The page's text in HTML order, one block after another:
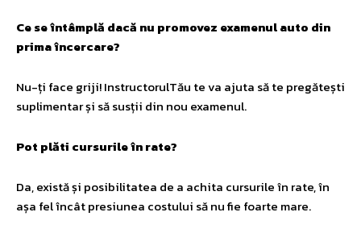
Ce se întâmplă dacă nu promovez examenul auto din
prima încercare?
Nu-ți face griji! InstructorulTău te va ajuta să te pregătești
suplimentar și să susții din nou examenul.
Pot plăti cursurile în rate?
Da, există și posibilitatea de a achita cursurile în rate, în
așa fel încât presiunea costului să nu fie foarte mare.